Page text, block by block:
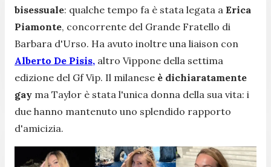
bisessuale: qualche tempo fa è stata legata a Erica
Piamonte, concorrente del Grande Fratello di
Barbara d'Urso. Ha avuto inoltre una liaison con
Alberto De Pisis, altro Vippone della settima
edizione del Gf Vip. Il milanese è dichiaratamente
gay ma Taylor è stata l'unica donna della sua vita: i
due hanno mantenuto uno splendido rapporto
d'amicizia.